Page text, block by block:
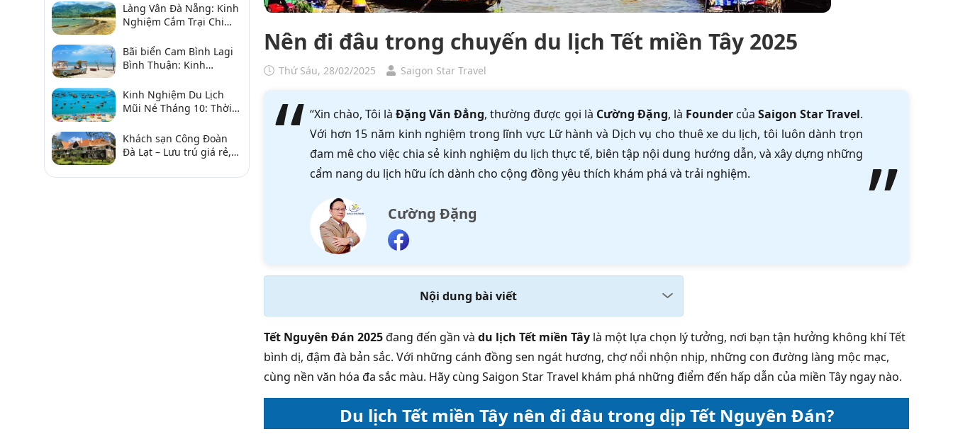
Nên đi đâu trong chuyến du lịch Tết miền Tây 2025
Thứ Sáu, 28/02/2025 Saigon Star Travel
“Xin chào, Tôi làĐặng Văn Đẳng, thường được gọi là Cường Đặng, là Foundercủa Saigon Star Travel.
Với hơn 15 năm kinh nghiệm trong lĩnh vực Lữ hành và Dịch vụ cho thuê xe du lịch, tôi luôn dành trọn
đam mê cho việc chia sẻ kinh nghiệm du lịch thực tế, biên tập nội dung hướng dẫn, và xây dựng những
cẩm nang du lịch hữu ích dành cho cộng đồng yêu thích khám phá và trải nghiệm.
Cường Đặng
Nội dung bài viết
Tết Nguyên Đán 2025đang đến gần và du lịch Tết miền Tây là một lựa chọn lý tưởng, nơi bạn tận hưởng không khí Tết
bình dị, đậm đà bản sắc. Với những cánh đồng sen ngát hương, chợ nổi nhộn nhịp, những con đường làng mộc mạc,
cùng nền văn hóa đa sắc màu. Hãy cùng Saigon Star Travel khám phá những điểm đến hấp dẫn của miền Tây ngay nào.
Du lịch Tết miền Tây nên đi đâu trong dịp Tết Nguyên Đán?
Làng Vân Đà Nẵng: Kinh
Nghiệm Cắm Trại Chi
Bãi biển Cam Bình Lagi
Bình Thuận: Kinh
sản, điểm gần
Kinh Nghiệm Du Lịch
Mũi Né Tháng 10: Thời
Khách sạn Công Đoàn
Đà Lạt – Lưu trú giá rẻ,
Hương